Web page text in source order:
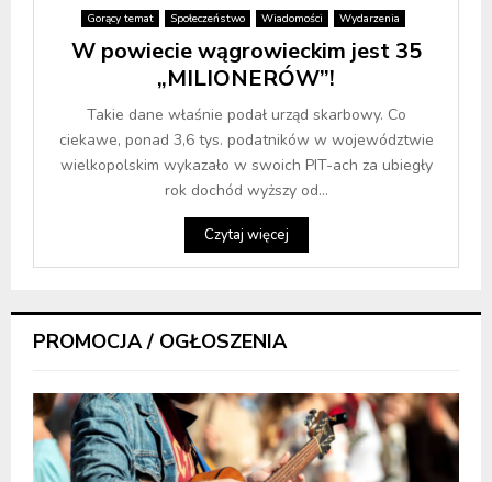
Gorący temat Społeczeństwo Wiadomości Wydarzenia
W powiecie wągrowieckim jest 35
„MILIONERÓW”!
Takie dane właśnie podał urząd skarbowy. Co
ciekawe, ponad 3,6 tys. podatników w województwie
wielkopolskim wykazało w swoich PIT-ach za ubiegły
rok dochód wyższy od...
Czytaj więcej
PROMOCJA / OGŁOSZENIA